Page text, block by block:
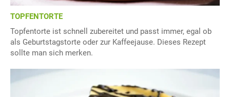
TOPFENTORTE
Topfentorte ist schnell zubereitet und passt immer, egal ob
als Geburtstagstorte oder zur Kaffeejause. Dieses Rezept
sollte man sich merken.